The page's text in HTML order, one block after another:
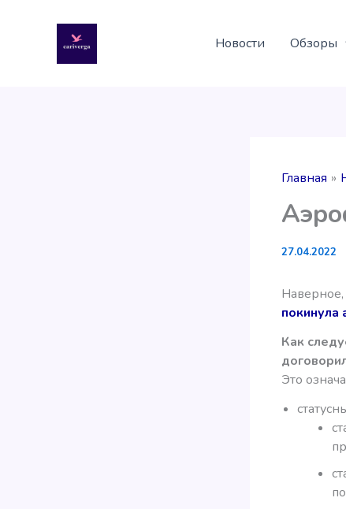
содержимому
Новости Обзоры
Главная
27.04.2022
Наверное,
покинула
Как
Это